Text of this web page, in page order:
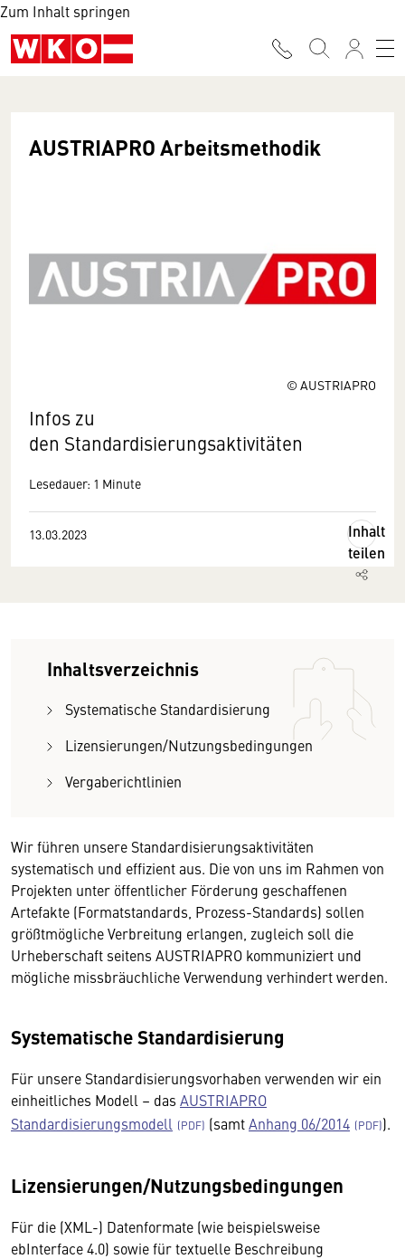
Zum Inhalt springen
© AUSTRIAPRO
AUSTRIAPRO Arbeitsmethodik
Infos zu
den Standardisierungsaktivitäten
Lesedauer: 1 Minute
13.03.2023
Inhalt
teilen
Inhaltsverzeichnis
Systematische Standardisierung
Lizensierungen/Nutzungsbedingungen
Vergaberichtlinien
Wir führen unsere Standardisierungsaktivitäten
systematisch und effizient aus. Die von uns im Rahmen von
Projekten unter öffentlicher Förderung geschaffenen
Artefakte (Formatstandards, Prozess-Standards) sollen
größtmögliche Verbreitung erlangen, zugleich soll die
Urheberschaft seitens AUSTRIAPRO kommuniziert und
mögliche missbräuchliche Verwendung verhindert werden.
Systematische Standardisierung
Für unsere Standardisierungsvorhaben verwenden wir ein
einheitliches Modell – das AUSTRIAPRO
Standardisierungsmodell
(samtAnhang 06/2014 ).
Lizensierungen/Nutzungsbedingungen
Für die (XML-) Datenformate (wie beispielsweise
ebInterface 4.0) sowie für textuelle Beschreibung